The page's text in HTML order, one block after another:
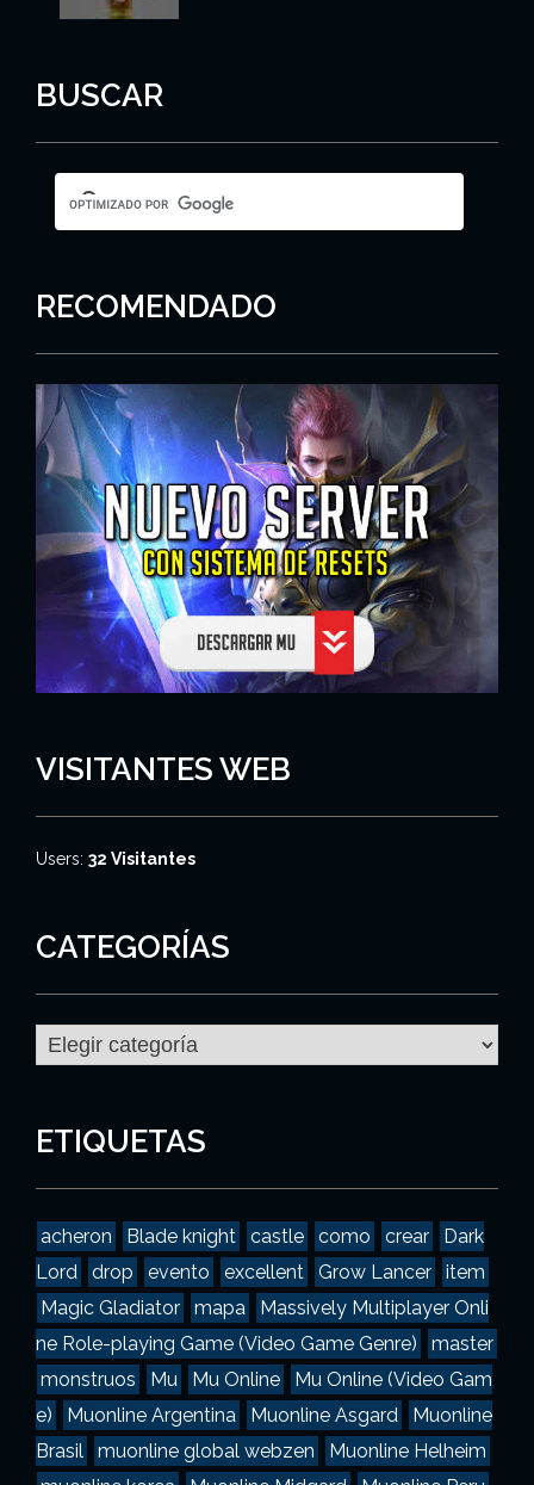
BUSCAR
RECOMENDADO
VISITANTES WEB
Users: 32 Visitantes
CATEGORÍAS
g
o
a
s
ETIQUETAS
acheron Blade knight castle como crear
Dark
Lord
drop evento excellent Grow Lancer
item
Magic Gladiator
mapa
Massively Multiplayer Onli
ne Role-playing Game (Video Game Genre)
master
monstruos
Mu Mu Online
Mu Online (Video Gam
e)
Muonline Argentina Muonline Asgard
Muonline
Brasil
muonline global webzen
Muonline Helheim